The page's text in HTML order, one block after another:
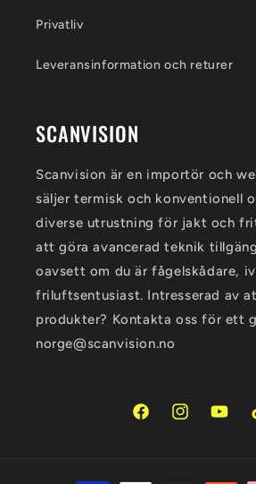
Privatliv
Leveransinformation och returer
SCANVISION
Scanvision är en importör och
säljer termisk och konventionell
diverse utrustning för jakt och
att göra avancerad teknik
oavsett om du är fågelskådare,
friluftsentusiast. Intresserad av
produkter? Kontakta oss för ett
norge@scanvision.no
FacebookInstagram